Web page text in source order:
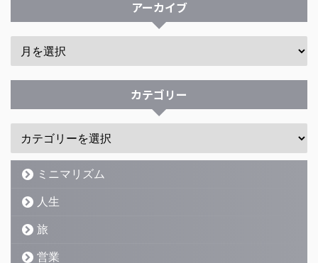
アーカイブ
カテゴリー
ミニマリズム
人生
旅
営業